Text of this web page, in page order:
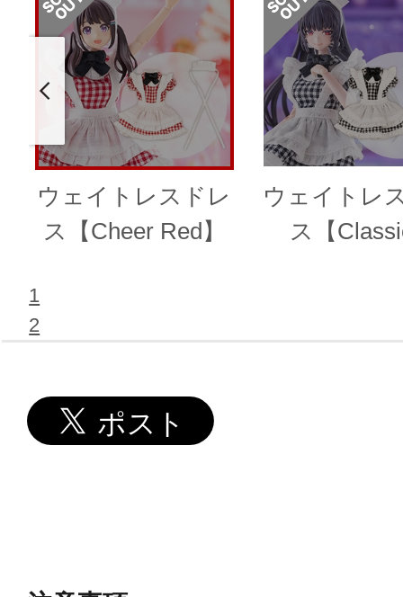
ウェイトレスドレ
ス【Cheer Red】
ウェイトレ
ス【
1
2